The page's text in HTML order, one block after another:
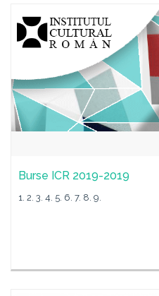
Burse ICR 2019-2019
1. 2. 3. 4. 5. 6. 7. 8. 9.